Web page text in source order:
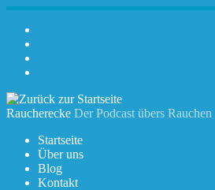
Zum
Inhalt
springen
Raucherecke Der Podcast übers Rauchen
Startseite
Über uns
Blog
Kontakt